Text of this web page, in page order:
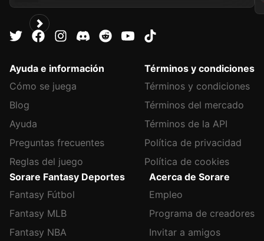
Ayuda e información
Cómo se juega
Blog
Ayuda
Preguntas frecuentes
Reglas del juego
Términos y condiciones
Términos y condiciones
Términos del mercado
Términos de la API
Política de privacidad
Política de cookies
Sorare Fantasy Deportes
Fantasy Fútbol
Fantasy MLB
Fantasy NBA
Acerca de Sorare
Empleo
Programa de creadores
Invitar a amigos